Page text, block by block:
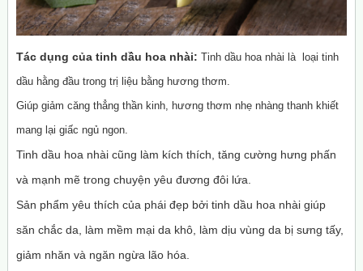
Tác dụng của tinh dầu hoa nhài: Tinh dầu hoa nhài là loại tinh
dầu hằng đầu trong trị liệu bằng hương thơm.
Giúp giảm căng thẳng thần kinh, hương thơm nhẹ nhàng thanh khiết
mang lại giấc ngủ ngon.
Tinh dầu hoa nhài cũng làm kích thích, tăng cường hưng phấn
và mạnh mẽ trong chuyện yêu đương đôi lứa.
Sản phẩm yêu thích của phái đẹp bởi tinh dầu hoa nhài giúp
săn chắc da, làm mềm mại da khô, làm dịu vùng da bị sưng tấy,
giảm nhăn và ngăn ngừa lão hóa.